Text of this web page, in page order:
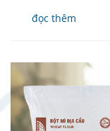
đọc thêm